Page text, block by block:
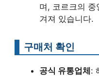
며, 코르크의 중
겨져 있습니다.
구매처 확인
공식 유통업체: